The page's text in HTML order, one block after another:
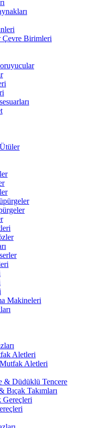
Çevre Birimleri
Makineleri
Aletleri
Aletleri
& Düdüklü Tencere
Bıçak Takımları
Gereçleri